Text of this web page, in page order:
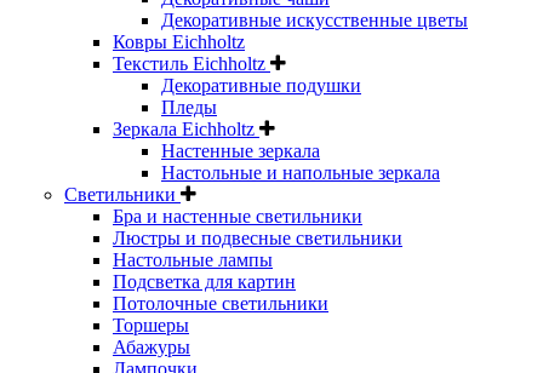
Декоративные искусственные цветы
Ковры Eichholtz
Текстиль Eichholtz
Декоративные подушки
Пледы
Зеркала Eichholtz
Настенные зеркала
Настольные и напольные зеркала
Светильники
Бра и настенные светильники
Люстры и подвесные светильники
Настольные лампы
Подсветка для картин
Потолочные светильники
Торшеры
Абажуры
Лампочки